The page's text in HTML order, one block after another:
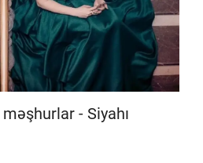
- Siyahı